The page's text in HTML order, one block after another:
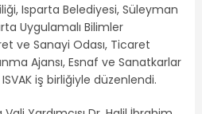
Isparta Belediyesi, Süleyman
Uygulamalı Bilimler
ve Sanayi Odası, Ticaret
Ajansı, Esnaf ve Sanatkarlar
iş birliğiyle düzenlendi.